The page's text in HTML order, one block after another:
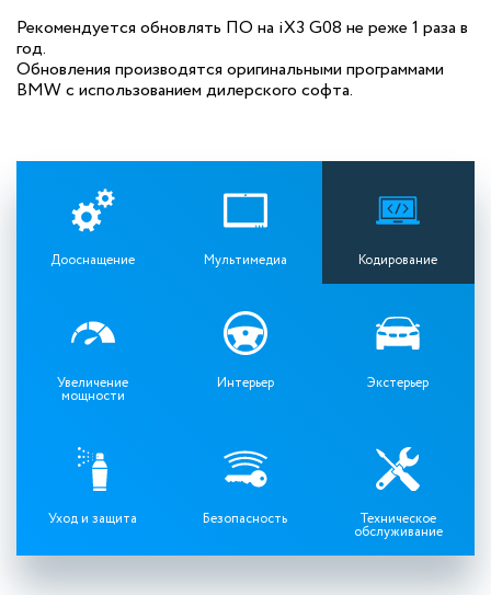
Рекомендуется обновлять ПО на iX3 G08 не реже 1 раза в
год.
Обновления производятся оригинальными программами
BMW с использованием дилерского софта.
Дооснащение Мультимедиа Кодирование
Увеличение
мощности
Интерьер Экстерьер
Уход и защита Безопасность Техническое
обслуживание